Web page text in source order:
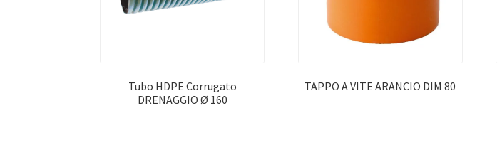
Tubo HDPE Corrugato
DRENAGGIO Ø 160
TAPPO A VITE ARANCIO DIM 80